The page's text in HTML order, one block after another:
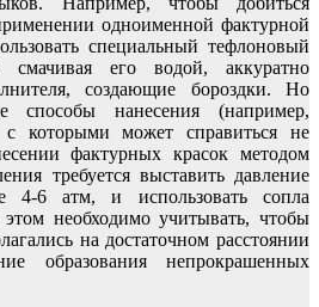
одноименной фактурной
специальный тефлоновый
его водой, аккуратно
создающие бороздки. Но
способы нанесения (например,
с которыми может справиться не
фактурных красок методом
требуется выставить давление
4-6 атм, и использовать сопла
необходимо учитывать, чтобы
на достаточном расстоянии
образования непрокрашенных